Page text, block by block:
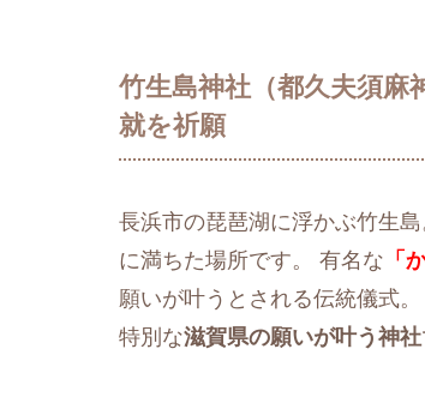
竹生島神社（都久夫須麻
就を祈願
長浜市の琵琶湖に浮かぶ竹生
に満ちた場所です。 有名な 「
願いが叶うとされる伝統儀式
特別な滋賀県の願いが叶う神社